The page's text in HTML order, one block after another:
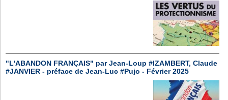
"L'ABANDON FRANÇAIS" par Jean-Loup #IZAMBERT, Claude
#JANVIER - préface de Jean-Luc #Pujo - Février 2025